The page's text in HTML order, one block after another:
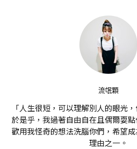
流氓顆
「人生很短，可以理解別人的眼光
於是乎，我過著自由自在且偶爾耍
歡用我怪奇的想法洗腦你們，希望
理由之一。